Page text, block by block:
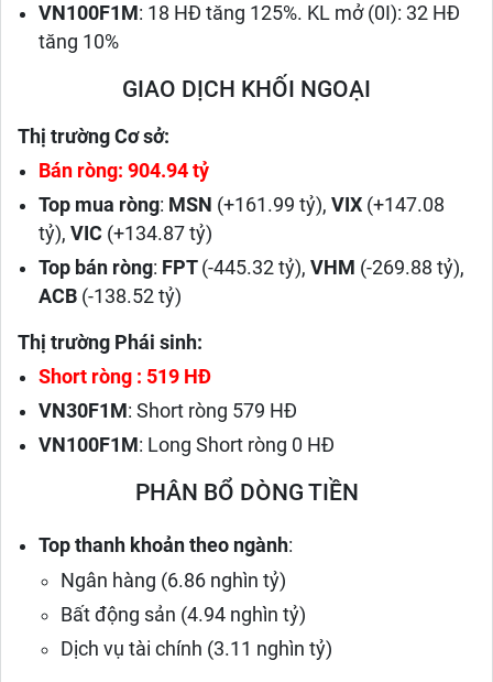
VN100F1M : 18 HĐ tăng 125%. KL mở (0I): 32 HĐ
tăng 10%
GIAO DỊCH KHỐI NGOẠI
Thị trường Cơ sở:
Bán ròng: 904.94 tỷ
Top mua ròng: MSN (+161.99 tỷ),VIX (+147.08
tỷ),VIC (+134.87 tỷ)
Top bán ròng: FPT (-445.32 tỷ),VHM (-269.88 tỷ),
ACB (-138.52 tỷ)
Thị trường Phái sinh:
Short ròng : 519 HĐ
VN30F1M : Short ròng 579 HĐ
VN100F1M : Long Short ròng 0 HĐ
PHÂN BỔ DÒNG TIỀN
Top thanh khoản theo ngành:
Ngân hàng (6.86 nghìn tỷ)
Bất động sản (4.94 nghìn tỷ)
Dịch vụ tài chính (3.11 nghìn tỷ)